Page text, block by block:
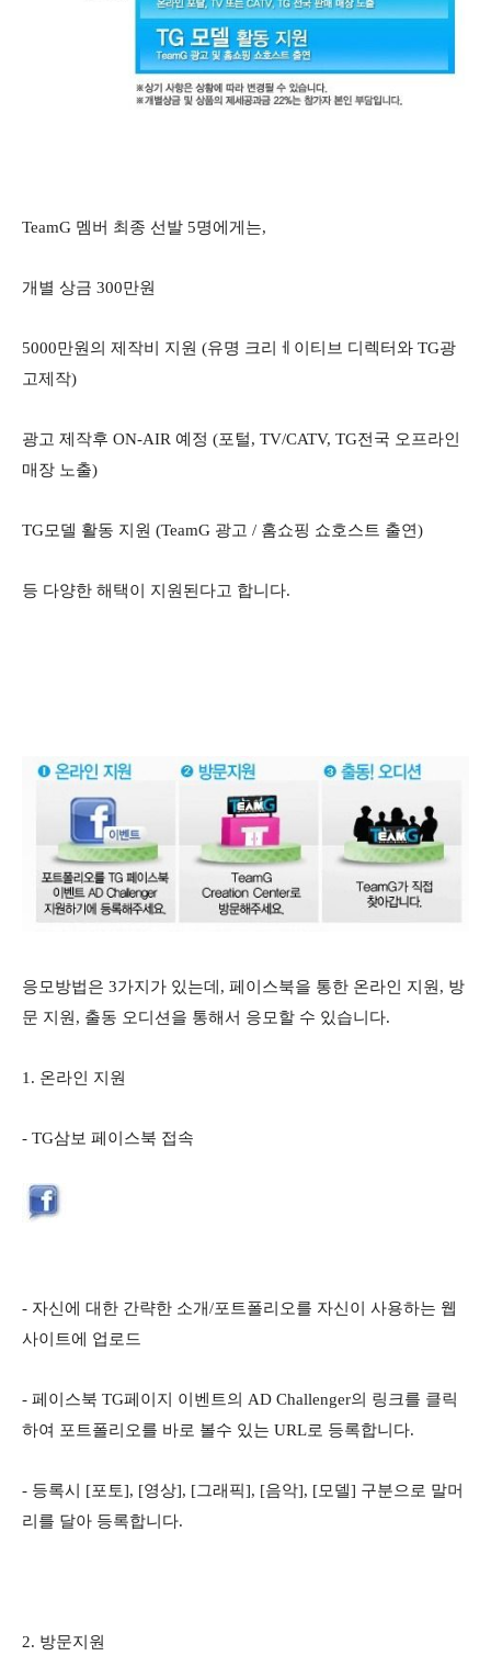
TeamG 멤버 최종 선발 5명에게는,
개별 상금 300만원
5000만원의 제작비 지원 (유명 크리ㅔ이티브 디렉터와 TG광
고제작)
광고 제작후 ON-AIR 예정 (포털, TV/CATV, TG전국 오프라인
매장 노출)
TG모델 활동 지원 (TeamG 광고 / 홈쇼핑 쇼호스트 출연)
등 다양한 해택이 지원된다고 합니다.
응모방법은 3가지가 있는데 , 페이스북을 통한 온라인 지원, 방
문 지원, 출동 오디션을 통해서 응모할 수 있습니다.
1. 온라인 지원
- TG삼보 페이스북 접속
- 자신에 대한 간략한 소개/포트폴리오를 자신이 사용하는 웹
사이트에 업로드
- 페이스북 TG페이지 이벤트의 AD Challenger의 링크를 클릭
하여 포트폴리오를 바로 볼수 있는 URL로 등록합니다.
- 등록시 [포토], [영상], [그래픽], [음악], [모델] 구분으로 말머
리를 달아 등록합니다.
2. 방문지원